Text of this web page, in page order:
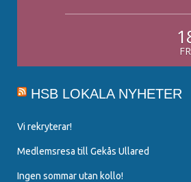
HSB LOKALA NYHETER
Vi rekryterar!
Medlemsresa till Gekås Ullared
Ingen sommar utan kollo!